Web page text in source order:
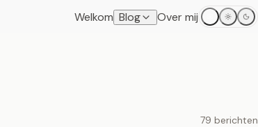
Welkom Blog Over mij
79 berichten